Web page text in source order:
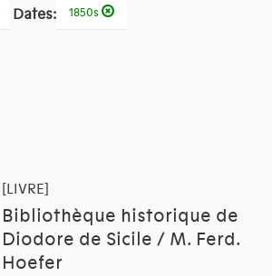
Dates: 1850s
[LIVRE]
Bibliothèque historique de
Diodore de Sicile / M. Ferd.
Hoefer